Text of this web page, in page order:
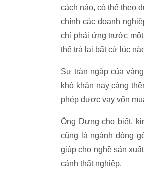
cách nào, có thể theo
chính các doanh
chỉ phải ứng trước
thể trả lại bất cứ lúc
Sự tràn ngập của
khó khăn nay càng
phép được vay vốn
Ông Dưng cho biết,
cũng là ngành đóng
giúp cho nghề sản
cảnh thất nghiệp.